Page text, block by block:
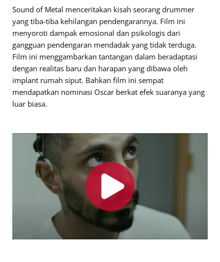
Sound of Metal menceritakan kisah seorang drummer
yang tiba-tiba kehilangan pendengarannya. Film ini
menyoroti dampak emosional dan psikologis dari
gangguan pendengaran mendadak yang tidak terduga.
Film ini menggambarkan tantangan dalam beradaptasi
dengan realitas baru dan harapan yang dibawa oleh
implant rumah siput. Bahkan film ini sempat
mendapatkan nominasi Oscar berkat efek suaranya yang
luar biasa.